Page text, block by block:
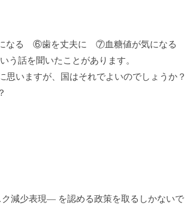
なる ⑥歯を丈夫に ⑦血糖値が気になる
話を聞いたことがあります。
いますが、国はそれでよいのでしょうか？
減少表現― を認める政策を取るしかないで